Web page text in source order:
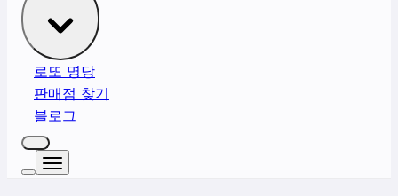
로또 명당
판매점 찾기
블로그